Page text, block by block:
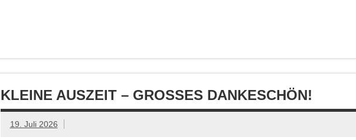
KLEINE AUSZEIT – GROSSES DANKESCHÖN!
19. Juli 2026